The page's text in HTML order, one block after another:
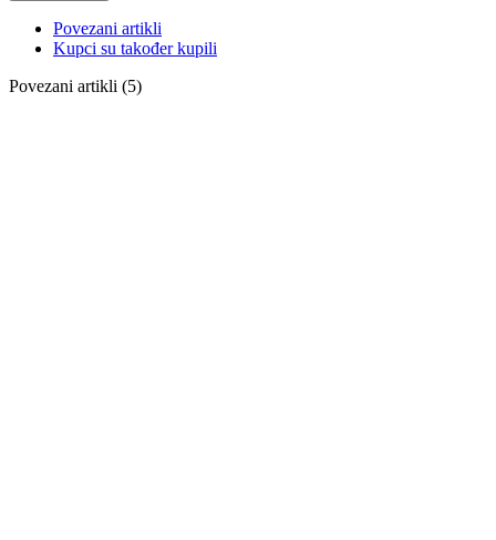
Povezani artikli
Kupci su također kupili
Povezani artikli (5)